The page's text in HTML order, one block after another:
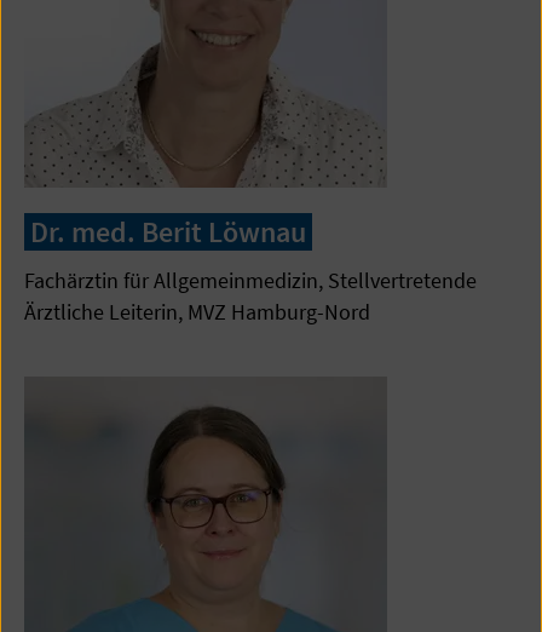
Dr. med. Berit Löwnau
Fachärztin für Allgemeinmedizin, Stellvertretende
Ärztliche Leiterin, MVZ Hamburg-Nord